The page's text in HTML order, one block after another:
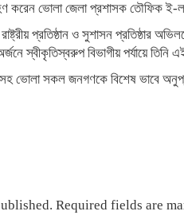
করেন ভোলা জেলা প্রশাসক তৌফিক ই-
প্রতিষ্ঠান ও সুশাসন প্রতিষ্ঠার
স্বীকৃতিস্বরুপ বিভাগীয় পর্যায়ে তিনি
ভোলা সকল জনগণকে বিশেষ ভাবে
Required fields are